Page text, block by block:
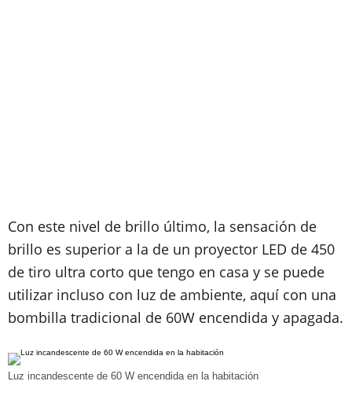
Con este nivel de brillo último, la sensación de
brillo es superior a la de un proyector LED de 450
de tiro ultra corto que tengo en casa y se puede
utilizar incluso con luz de ambiente, aquí con una
bombilla tradicional de 60W encendida y apagada.
Luz incandescente de 60 W encendida en la habitación